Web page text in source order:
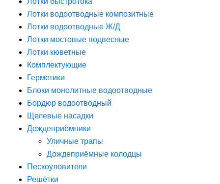
Лотки водоотводные композитные
Лотки водоотводные Ж/Д
Лотки мостовые подвесные
Лотки кюветные
Комплектующие
Герметики
Блоки монолитные водоотводные
Бордюр водоотводный
Щелевые насадки
Дождеприёмники
Уличные трапы
Дождеприёмные колодцы
Пескоуловители
Решётки